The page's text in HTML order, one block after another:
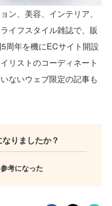
ン、美容、インテリア、
イフスタイル雑誌で、販
周年を機にECサイト開設
リストのコーディネート
ないウェブ限定の記事も
りましたか？
参考になった